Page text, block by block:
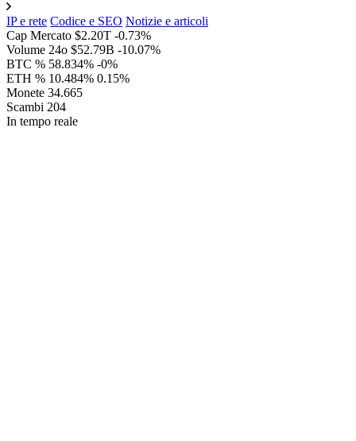
IP e rete Codice e SEO Notizie e articoli
Cap Mercato $2.20T -0.73%
Volume 24o $52.79B -10.07%
BTC % 58.834% -0%
ETH % 10.484% 0.15%
Monete 34.665
Scambi 204
In tempo reale